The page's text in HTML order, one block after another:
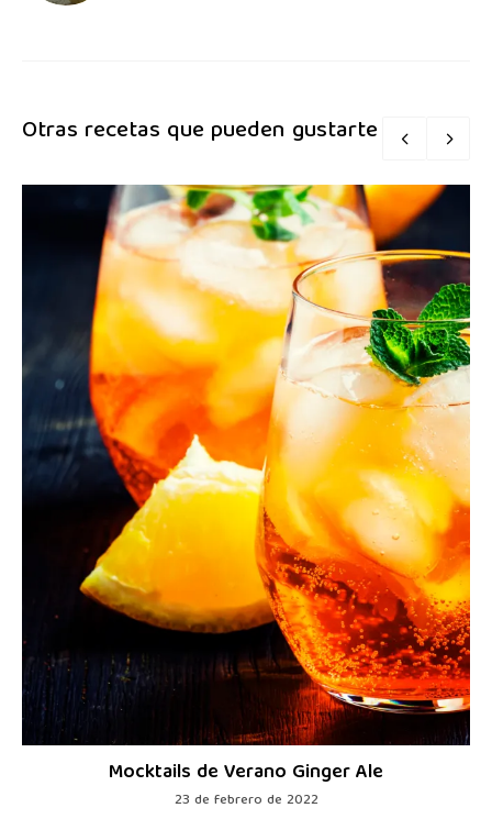
Otras recetas que pueden gustarte
Mocktails de Verano Ginger Ale
23 de febrero de 2022